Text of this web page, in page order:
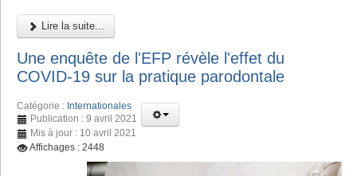
Lire la suite...
Une enquête de l'EFP révèle l'effet du
COVID-19 sur la pratique parodontale
Catégorie : Internationales
Publication : 9 avril 2021
Mis à jour : 10 avril 2021
Affichages : 2448